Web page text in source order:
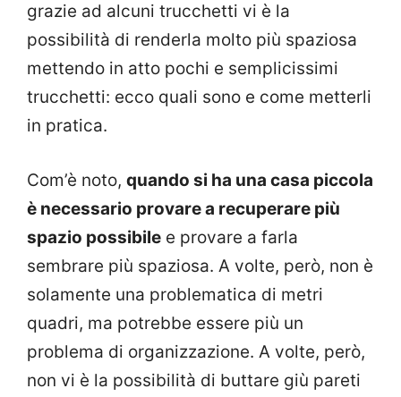
grazie ad alcuni trucchetti vi è la
possibilità di renderla molto più spaziosa
mettendo in atto pochi e semplicissimi
trucchetti: ecco quali sono e come metterli
in pratica.
Com’è noto, quando si ha una casa piccola
è necessario provare a recuperare più
spazio possibile e provare a farla
sembrare più spaziosa. A volte, però, non è
solamente una problematica di metri
quadri, ma potrebbe essere più un
problema di organizzazione. A volte, però,
non vi è la possibilità di buttare giù pareti